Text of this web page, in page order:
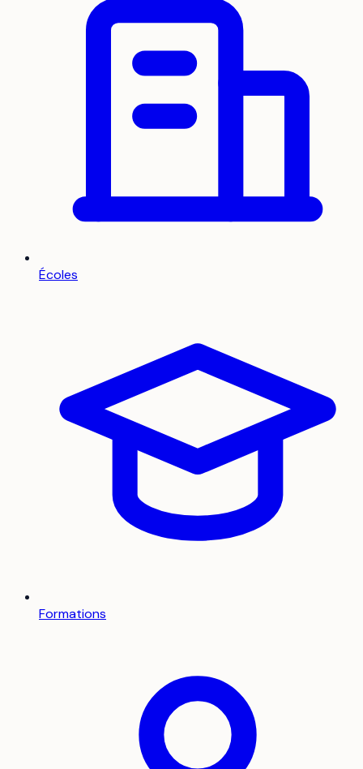
Écoles
Formations